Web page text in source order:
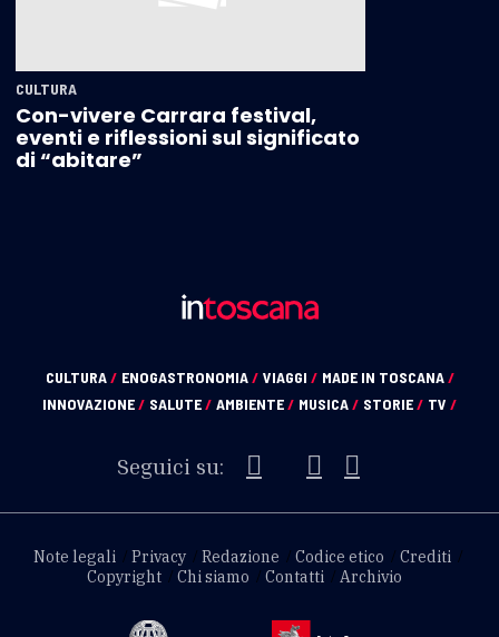
CULTURA
Con-vivere Carrara festival,
eventi e riflessioni sul significato
di “abitare”
CULTURA/ ENOGASTRONOMIA/ VIAGGI / MADE IN TOSCANA/
INNOVAZIONE/ SALUTE/ AMBIENTE/ MUSICA/ STORIE/ TV /
Seguici su:
Note legali Privacy Redazione Codice etico
Crediti
Copyright
Chi siamo Contatti Archivio